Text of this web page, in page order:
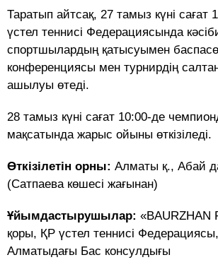
Таратып айтсақ, 27 тамыз күні сағат
үстел теннисі Федерациясында
спортшылардың қатысуымен
конференциясы мен турнирдің
ашылуы өтеді.
28 тамыз күні сағат 10:00-де
мақсатында жарыс ойыны өткізіледі.
Өткізілетін орны: Алматы қ., Абай
(Сатпаева көшесі жағынан)
Ұйымдастырушылар: «BAURZHAN
қоры, ҚР үстел теннисі
Алматыдағы Бас консулдығы